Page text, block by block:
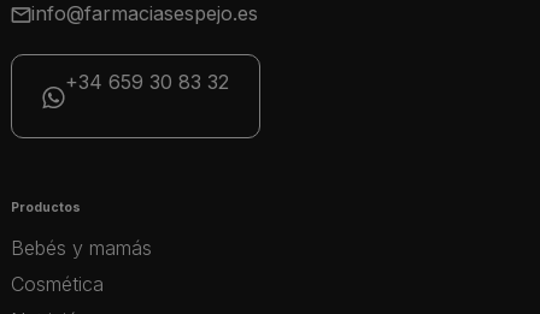
info@farmaciasespejo.es
+34 659 30 83 32
Productos
Bebés y mamás
Cosmética